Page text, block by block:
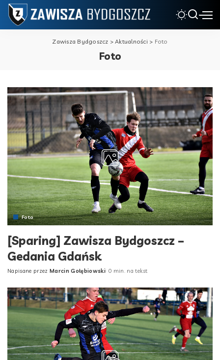
Zawisza Bydgoszcz >Aktualności > Foto
Foto
Foto
[Sparing] Zawisza Bydgoszcz –
Gedania Gdańsk
Posted
Napisane przez Marcin Gołębiowski 0 min. na tekst